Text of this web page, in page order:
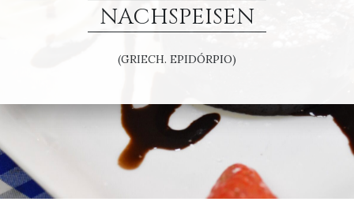
NACHSPEISEN
(GRIECH. EPIDÓRPIO)